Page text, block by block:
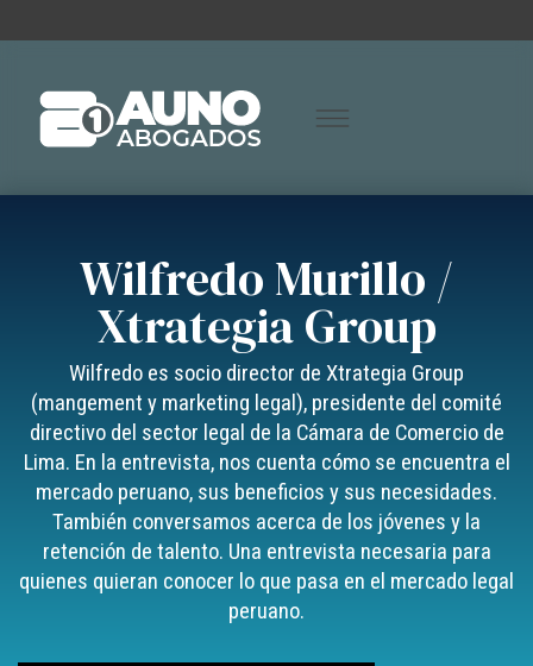
Wilfredo Murillo /
Xtrategia Group
Wilfredo es socio director de Xtrategia Group
(mangement y marketing legal), presidente del comité
directivo del sector legal de la Cámara de Comercio de
Lima. En la entrevista, nos cuenta cómo se encuentra el
mercado peruano, sus beneficios y sus necesidades.
También conversamos acerca de los jóvenes y la
retención de talento. Una entrevista necesaria para
quienes quieran conocer lo que pasa en el mercado legal
peruano.